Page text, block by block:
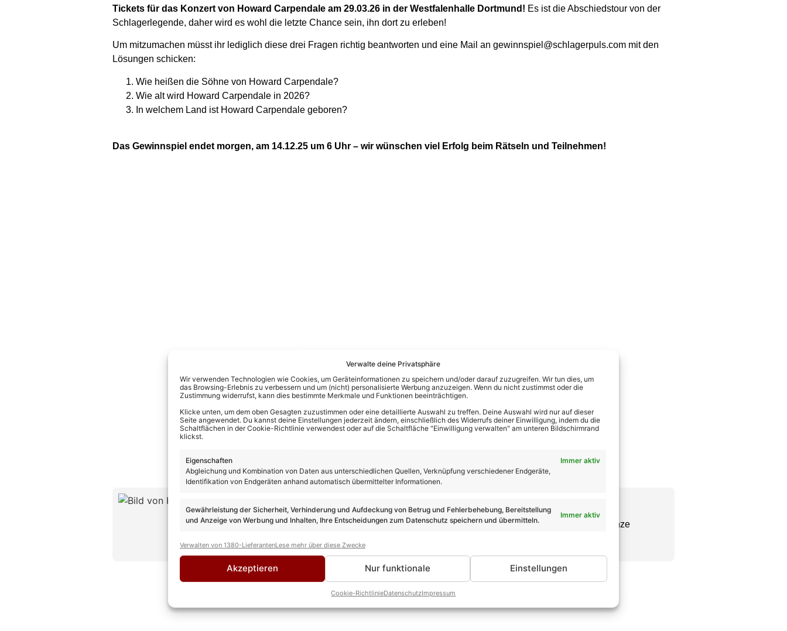
Verwalte deine Privatsphäre
Wir verwenden Technologien wie Cookies, um Geräteinformationen zu speichern und/oder darauf zuzugreifen. Wir tun dies, um
das Browsing-Erlebnis zu verbessern und um (nicht) personalisierte Werbung anzuzeigen. Wenn du nicht zustimmst oder die
Zustimmung widerrufst, kann dies bestimmte Merkmale und Funktionen beeinträchtigen.
Klicke unten, um dem oben Gesagten zuzustimmen oder eine detaillierte Auswahl zu treffen. Deine Auswahl wird nur auf dieser
Seite angewendet. Du kannst deine Einstellungen jederzeit ändern, einschließlich des Widerrufs deiner Einwilligung, indem du die
Schaltflächen in der Cookie-Richtlinie verwendest oder auf die Schaltfläche "Einwilligung verwalten" am unteren Bildschirmrand
klickst.
Eigenschaften
Immer aktiv
Abgleichung und Kombination von Daten aus unterschiedlichen Quellen, Verknüpfung verschiedener Endgeräte,
Identifikation von Endgeräten anhand automatisch übermittelter Informationen.
Gewährleistung der Sicherheit, Verhinderung und Aufdeckung von Betrug und Fehlerbehebung, Bereitstellung
und Anzeige von Werbung und Inhalten, Ihre Entscheidungen zum Datenschutz speichern und übermitteln.
Immer aktiv
Verwalten von 1380-LieferantenLese mehr über diese Zwecke
Akzeptieren Nur funktionale Einstellungen
Cookie-RichtlinieDatenschutzImpressum
Tickets für das Konzert von Howard Carpendale am 29.03.26 in der Westfalenhalle Dortmund! Es ist die Abschiedstour von der
Schlagerlegende, daher wird es wohl die letzte Chance sein, ihn dort zu erleben!
Um mitzumachen müsst ihr lediglich diese drei Fragen richtig beantworten und eine Mail an gewinnspiel@schlagerpuls.com mit den
Lösungen schicken:
Wie heißen die Söhne von Howard Carpendale?
Wie alt wird Howard Carpendale in 2026?
In welchem Land ist Howard Carpendale geboren?
Das Gewinnspiel endet morgen, am 14.12.25 um 6 Uhr – wir wünschen viel Erfolg beim Rätseln und Teilnehmen!
CHEFREDAKTEUR
Kevin Drewes ist seit über 10 Jahren im Schlager unterwegs und bringt als Chefredakteur seine ganze
» AUTORENPROFIL & ALLE ARTIKEL VON KEVIN DREWES